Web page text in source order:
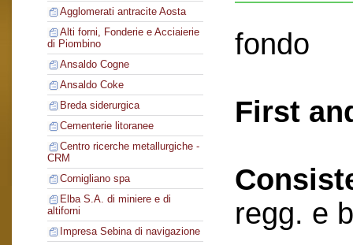
Agglomerati antracite Aosta
Alti forni, Fonderie e Acciaierie
di Piombino
Ansaldo Cogne
Ansaldo Coke
Breda siderurgica
Cementerie litoranee
Centro ricerche metallurgiche -
CRM
Cornigliano spa
Elba S.A. di miniere e di
altiforni
Impresa Sebina di navigazione
fondo
First
regg. e